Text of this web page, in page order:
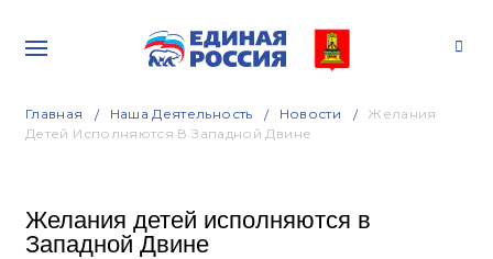
Главная Наша Деятельность Новости
Желания
Детей Исполняются В Западной Двине
Желания детей исполняются в
Западной Двине